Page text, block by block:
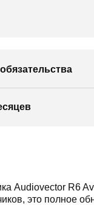
Audiovector R6
это полное